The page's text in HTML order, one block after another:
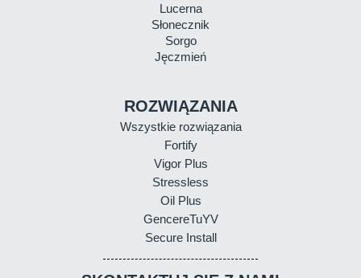
Lucerna
Słonecznik
Sorgo
Jęczmień
ROZWIĄZANIA
Wszystkie rozwiązania
Fortify
Vigor Plus
Stressless
Oil Plus
GencereTuYV
Secure Install